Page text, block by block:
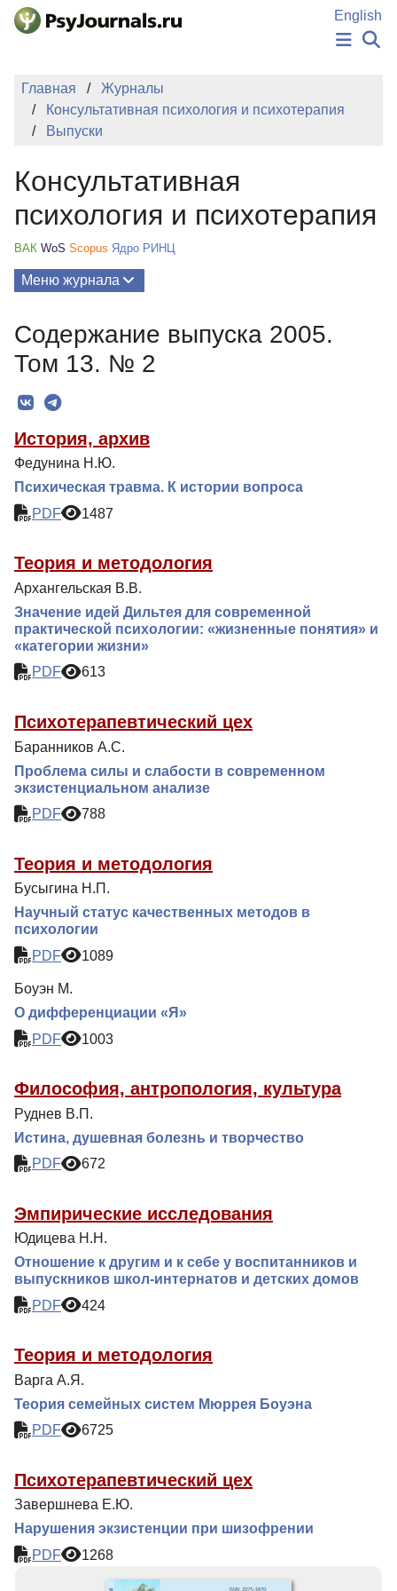
Перейти к основному содержанию
English
НОВОСТИ
КЛЮЧЕВЫЕ СЛОВА
Регистрация
Главная
Журналы
Консультативная психология и психотерапия
Выпуски
Консультативная
психология и психотерапия
ВАК WoS Scopus Ядро РИНЦ
Меню журнала
О Журнале
Редколлегия
Редакционная политика
Индексирование
Для авторов
Подписка
Контакты
Содержание выпуска 2005.
Том 13. № 2
История, архив
Федунина Н.Ю.
Психическая травма. К истории вопроса
PDF
1487
Теория и методология
Архангельская В.В.
Значение идей Дильтея для современной
практической психологии: «жизненные понятия» и
«категории жизни»
PDF
613
Психотерапевтический цех
Баранников А.С.
Проблема силы и слабости в современном
экзистенциальном анализе
PDF
788
Теория и методология
Бусыгина Н.П.
Научный статус качественных методов в
психологии
PDF
1089
Боуэн М.
О дифференциации «Я»
PDF
1003
Философия, антропология, культура
Руднев В.П.
Истина, душевная болезнь и творчество
PDF
672
Эмпирические исследования
Юдицева Н.Н.
Отношение к другим и к себе у воспитанников и
выпускников школ-интернатов и детских домов
PDF
424
Теория и методология
Варга А.Я.
Теория семейных систем Мюррея Боуэна
PDF
6725
Психотерапевтический цех
Завершнева Е.Ю.
Нарушения экзистенции при шизофрении
PDF
1268